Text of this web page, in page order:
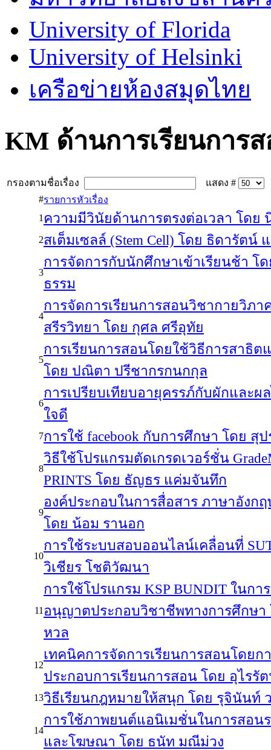
University of Florida
University of Helsinki
เครือข่ายห้องสมุดไทย
KM ด้านการเรียนการ
กรองตามชื่อเรื่อง
แสดง #
#รายการหัวเรื่อง
1 ความมีวินัยด้านการตรงต่อเวลา โด
2สเต็มเซลล์ (Stem Cell) โดย ธิดารัตน์
3
การจัดการกับนักศึกษาเข้าเรียนช้า โ
ธรรม
4
การจัดการเรียนการสอนวิชากายวิภา
สรีรวิทยา โดย กุศล ศรีอุทัย
5
การเรียนการสอนโดยใช้วิธีการสาธิ
โดย ปณิตา ปรีชากรกนกกุล
6
การเปรียบเทียบอายุครรภ์กับผักและ
ใจดี
7การใช้ facebook กับการศึกษา โดย สุ
8
วิธีใช้โปรแกรมตัดเกรดเวอร์ชั่น
PRINTS โดย ธัญธร แค่มจันทึก
9
องค์ประกอบในการสื่อสาร ภาษาอังก
โดย น้อม รานอก
10
การใช้ระบบสอบออนไลน์เคลื่อนที่
วิเชียร โชติวัฒนา
11
การใช้โปรแกรม KSP BUNDIT ในก
อนุญาตประกอบวิชาชีพทางการศึกษ
หวล
12
เทคนิคการจัดการเรียนการสอนโดยก
ประกอบการเรียนการสอน โดย อุไรรั
13วิธีเรียนกฎหมายให้สนุก โดย รุจินันท์
14
การใช้ภาพยนต์แอนิเมชั่นในการสอน
และโฆษณา โดย ธนัท มณีม่วง